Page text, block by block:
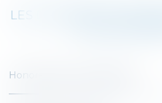
LES DIFFÉRENTES
Honoraires au temps passé